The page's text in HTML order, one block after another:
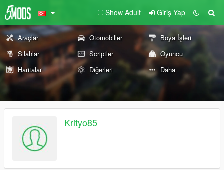
Show Adult Giriş Yap
Araçlar Otomobiller
Boya İşleri
Silahlar
Scriptler
Oyuncu
Haritalar
Diğerleri Daha
Krityo85